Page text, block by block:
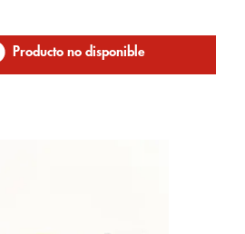
Producto no disponible